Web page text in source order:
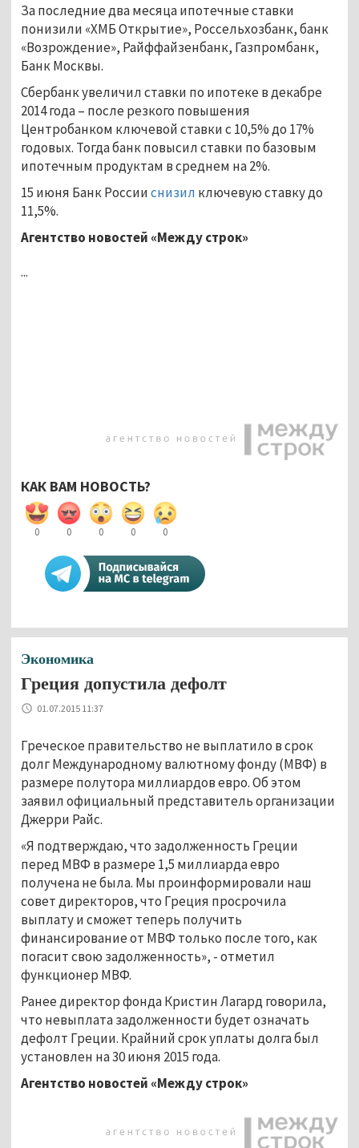
За последние два месяца ипотечные ставки
понизили «ХМБ Открытие», Россельхозбанк, банк
«Возрождение», Райффайзенбанк, Газпромбанк,
Банк Москвы.
Сбербанк увеличил ставки по ипотеке в декабре
2014 года – после резкого повышения
Центробанком ключевой ставки с 10,5% до 17%
годовых. Тогда банк повысил ставки по базовым
ипотечным продуктам в среднем на 2%.
15 июня Банк Россииснизил ключевую ставку до
11,5%.
Агентство новостей «Между строк»
...
КАК ВАМ НОВОСТЬ?
0 0 0 0 0
Экономика
Греция допустила дефолт
01.07.2015 11:37
Греческое правительство не выплатило в срок
долг Международному валютному фонду (МВФ) в
размере полутора миллиардов евро. Об этом
заявил официальный представитель организации
Джерри Райс.
«Я подтверждаю, что задолженность Греции
перед МВФ в размере 1,5 миллиарда евро
получена не была. Мы проинформировали наш
совет директоров, что Греция просрочила
выплату и сможет теперь получить
финансирование от МВФ только после того, как
погасит свою задолженность», - отметил
функционер МВФ.
Ранее директор фонда Кристин Лагард говорила,
что невыплата задолженности будет означать
дефолт Греции. Крайний срок уплаты долга был
установлен на 30 июня 2015 года.
Агентство новостей «Между строк»